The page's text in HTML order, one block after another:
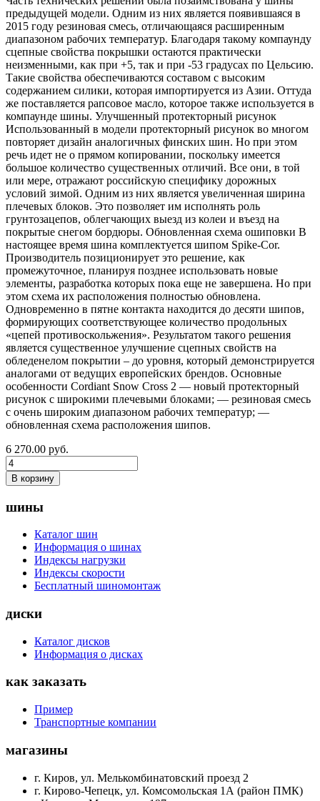
предыдущей модели. Одним из них является появившаяся в
2015 году резиновая смесь, отличающаяся расширенным
диапазоном рабочих температур. Благодаря такому компаунду
сцепные свойства покрышки остаются практически
неизменными, как при +5, так и при -53 градусах по Цельсию.
Такие свойства обеспечиваются составом с высоким
содержанием силики, которая импортируется из Азии. Оттуда
же поставляется рапсовое масло, которое также используется в
компаунде шины. Улучшенный протекторный рисунок
Использованный в модели протекторный рисунок во многом
повторяет дизайн аналогичных финских шин. Но при этом
речь идет не о прямом копировании, поскольку имеется
большое количество существенных отличий. Все они, в той
или мере, отражают российскую специфику дорожных
условий зимой. Одним из них является увеличенная ширина
плечевых блоков. Это позволяет им исполнять роль
грунтозацепов, облегчающих выезд из колеи и въезд на
покрытые снегом бордюры. Обновленная схема ошиповки В
настоящее время шина комплектуется шипом Spike-Cor.
Производитель позиционирует это решение, как
промежуточное, планируя позднее использовать новые
элементы, разработка которых пока еще не завершена. Но при
этом схема их расположения полностью обновлена.
Одновременно в пятне контакта находится до десяти шипов,
формирующих соответствующее количество продольных
«цепей противоскольжения». Результатом такого решения
является существенное улучшение сцепных свойств на
обледенелом покрытии – до уровня, который демонстрируется
аналогами от ведущих европейских брендов. Основные
особенности Cordiant Snow Cross 2 — новый протекторный
рисунок с широкими плечевыми блоками; — резиновая смесь
с очень широким диапазоном рабочих температур; —
обновленная схема расположения шипов.
6 270.00 руб.
В корзину
шины
Каталог шин
Информация о шинах
Индексы нагрузки
Индексы скорости
Бесплатный шиномонтаж
диски
Каталог дисков
Информация о дисках
как заказать
Пример
Транспортные компании
магазины
г. Киров, ул. Мелькомбинатовский проезд 2
г. Кирово-Чепецк, ул. Комсомольская 1А (район ПМК)